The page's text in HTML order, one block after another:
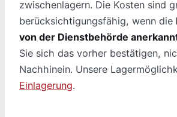
zwischenlagern. Die Kosten sind
berücksichtigungsfähig, wenn die
von der Dienstbehörde
Sie sich das vorher bestätigen,
Nachhinein. Unsere
Einlagerung.